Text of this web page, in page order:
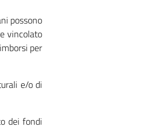
possono
vincolato
per
e/o di
dei fondi